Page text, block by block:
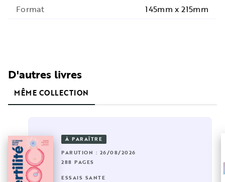
Format
145mm x 215mm
D'autres livres
MÊME COLLECTION
À PARAÎTRE
PARUTION : 26/08/2026
288 PAGES
ESSAIS SANTÉ